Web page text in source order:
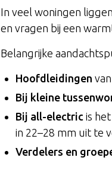
In veel woningen
en vragen bij een
Belangrijke
Hoofdleidingen
Bij kleine
Bij all-electric is
in 22–28 mm uit te
Verdelers en